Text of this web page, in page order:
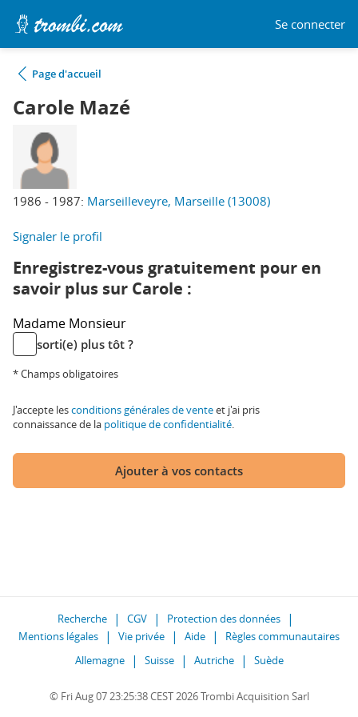
Se connecter
Page d'accueil
Carole Mazé
1986 - 1987: Marseilleveyre, Marseille (13008)
Signaler le profil
Enregistrez-vous gratuitement pour en
savoir plus sur Carole :
Madame Monsieur
sorti(e) plus tôt ?
* Champs obligatoires
J'accepte lesconditions générales de venteet j'ai pris
connaissance de la politique de confidentialité.
Ajouter à vos contacts
Recherche CGV
Protection des données
Mentions légales
Vie privée Aide
Règles communautaires
Allemagne
Suisse Autriche Suède
© Fri Aug 07 23:25:38 CEST 2026 Trombi Acquisition Sarl